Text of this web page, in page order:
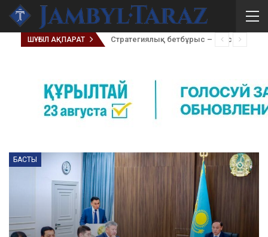
ШҰҒЫЛ АҚПАРАТ Қоғам үні мен мемлекеттік шешімдердің арасындағы сабақтастық
БАСТЫ